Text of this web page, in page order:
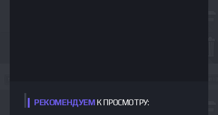
РЕКОМЕНДУЕМ К ПРОСМОТРУ: